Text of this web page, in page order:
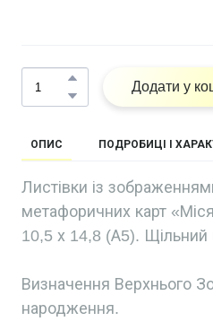
Додати у
ОПИС ПОДРОБИЦІ І
Листівки із
метафоричних карт
10,5 х 14,8 (А5). Щільний
Визначення Верхнього
народження.